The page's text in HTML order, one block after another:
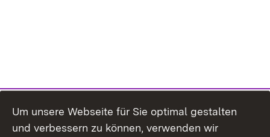
Um unsere Webseite für Sie optimal gestalten
und verbessern zu können, verwenden wir